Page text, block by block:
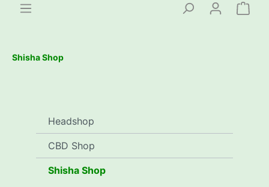
Shisha Shop
Headshop
CBD Shop
Shisha Shop